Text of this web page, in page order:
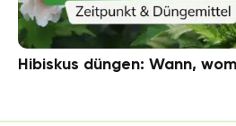
Hibiskus düngen: Wann,